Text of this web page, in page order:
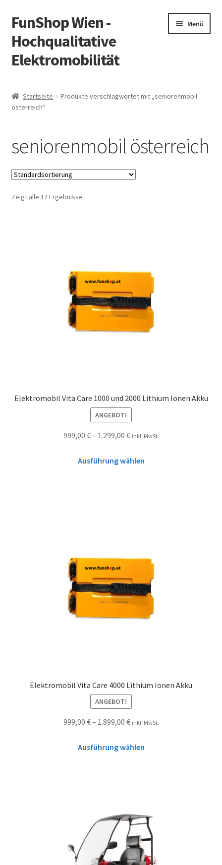
Zur
Navigation
springen
Zum
Inhalt
springen
FunShop Wien -
Hochqualitative
Elektromobilität
Menü
öffnen
Informationen zur Rechtslage in Österreich
öffnen
Startseite
Produkte verschlagwortet mit „seniorenmobil
österreich“
seniorenmobil österreich
Zeigt alle 17 Ergebnisse
Elektromobil Vita Care 1000 und 2000 Lithium Ionen Akku
ANGEBOT!
999,00 €– 1.299,00 € inkl. MwSt.
Ausführung wählen
Elektromobil Vita Care 4000 Lithium Ionen Akku
ANGEBOT!
999,00 €– 1.899,00 € inkl. MwSt.
Ausführung wählen